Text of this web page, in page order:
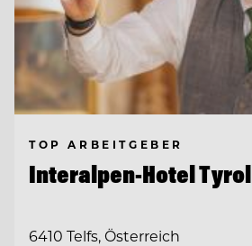
TOP ARBEITGEBER
Interalpen-Hotel Tyrol
6410 Telfs, Österreich